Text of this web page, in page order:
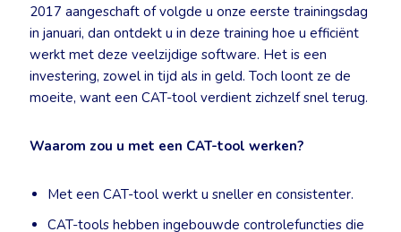
2017 aangeschaft of volgde u onze eerste trainingsdag
in januari, dan ontdekt u in deze training hoe u efficiënt
werkt met deze veelzijdige software. Het is een
investering, zowel in tijd als in geld. Toch loont ze de
moeite, want een CAT-tool verdient zichzelf snel terug.
Waarom zou u met een CAT-tool werken?
Met een CAT-tool werkt u sneller en consistenter.
CAT-tools hebben ingebouwde controlefuncties die